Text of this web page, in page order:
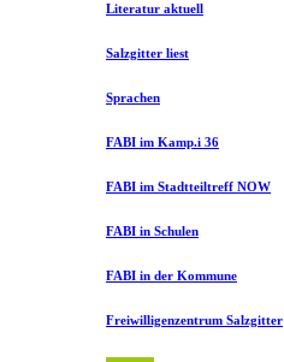
Literatur aktuell
Salzgitter liest
Sprachen
FABI im Kamp.i 36
FABI im Stadtteiltreff NOW
FABI in Schulen
FABI in der Kommune
Freiwilligenzentrum Salzgitter